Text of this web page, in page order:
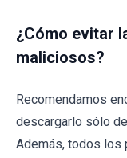
¿Cómo evitar
maliciosos?
Recomendamos
descargarlo sólo
Además, todos los